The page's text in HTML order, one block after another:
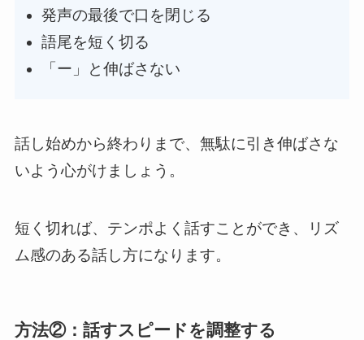
発声の最後で口を閉じる
語尾を短く切る
「ー」と伸ばさない
話し始めから終わりまで、無駄に引き伸ばさな
いよう心がけましょう。
短く切れば、テンポよく話すことができ、リズ
ム感のある話し方になります。
方法②：話すスピードを調整する